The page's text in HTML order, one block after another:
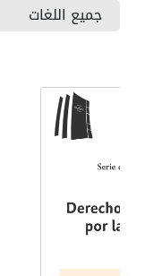
اللقاء الأسبوعي